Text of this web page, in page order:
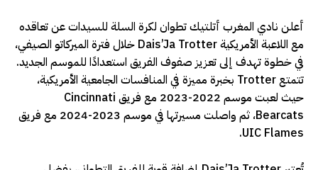
أعلن نادي المغرب أتلتيك تطوان لكرة السلة للسيدات عن تعاقده
مع اللاعبة الأمريكية Dais’Ja Trotter خلال فترة الميركاتو الصيفي،
في خطوة تهدف إلى تعزيز صفوف الفريق استعدادًا للموسم الجديد.
تتمتع Trotter بخبرة مميزة في المنافسات الجامعية الأمريكية،
حيث لعبت موسم 2022-2023 مع فريق Cincinnati
Bearcats، ثم واصلت مسيرتها في موسم 2023-2024 مع فريق
UIC Flames.